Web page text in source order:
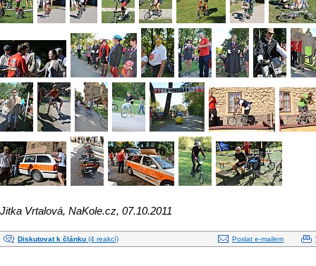
Jitka Vrtalová, NaKole.cz, 07.10.2011
Diskutovat k článku (4 reakcí) Poslat e-mailem